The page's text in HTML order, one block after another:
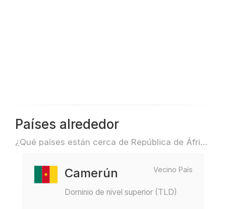
Países alrededor
¿Qué países están cerca de República de África Central para, por ejemplo, viajar o volar?
Vecino País
Camerún
Dominio de nivel superior (TLD)